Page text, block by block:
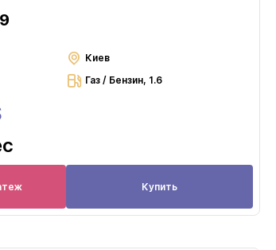
Киев
Газ / Бензин, 1.6
Купить